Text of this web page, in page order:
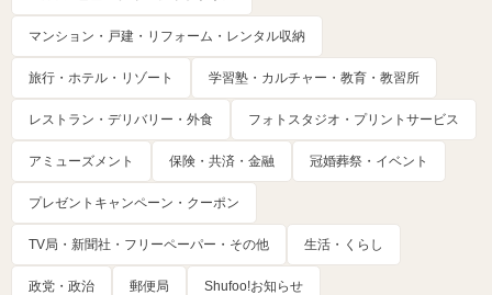
マンション・戸建・リフォーム・レンタル収納
旅行・ホテル・リゾート 学習塾・カルチャー・教育・教習所
レストラン・デリバリー・外食 フォトスタジオ・プリントサービス
アミューズメント 保険・共済・金融 冠婚葬祭・イベント
プレゼントキャンペーン・クーポン
TV局・新聞社・フリーペーパー・その他 生活・くらし
政党・政治 郵便局 Shufoo!お知らせ